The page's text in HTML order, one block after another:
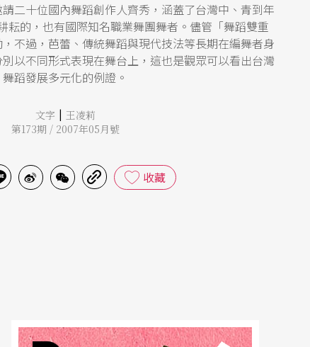
請二十位國內舞蹈創作人齊秀，涵蓋了台灣中、青到年
耘的，也有國際知名職業舞團舞者。儘管「舞蹈雙重
不過，芭蕾、傳統舞蹈與現代技法等長期在編舞者身
以不同形式表現在舞台上，這也是觀眾可以看出台灣
舞蹈發展多元化的例證。
文字 | 王凌莉
第173期 / 2007年05月號
收藏